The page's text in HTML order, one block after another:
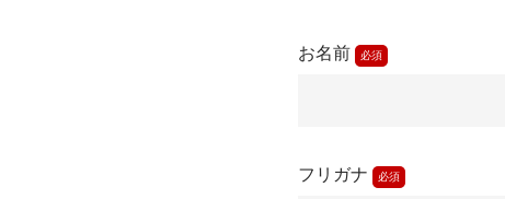
お名前 必須
フリガナ 必須